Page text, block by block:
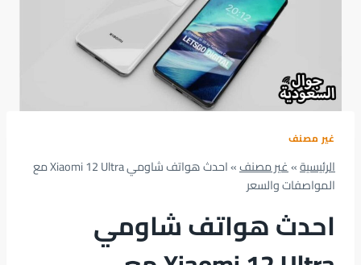
غير مصنف
الرئيسية»غير مصنف»
احدث هواتف شاومي Xiaomi 12 Ultra مع
المواصفات والسعر
احدث هواتف شاومي